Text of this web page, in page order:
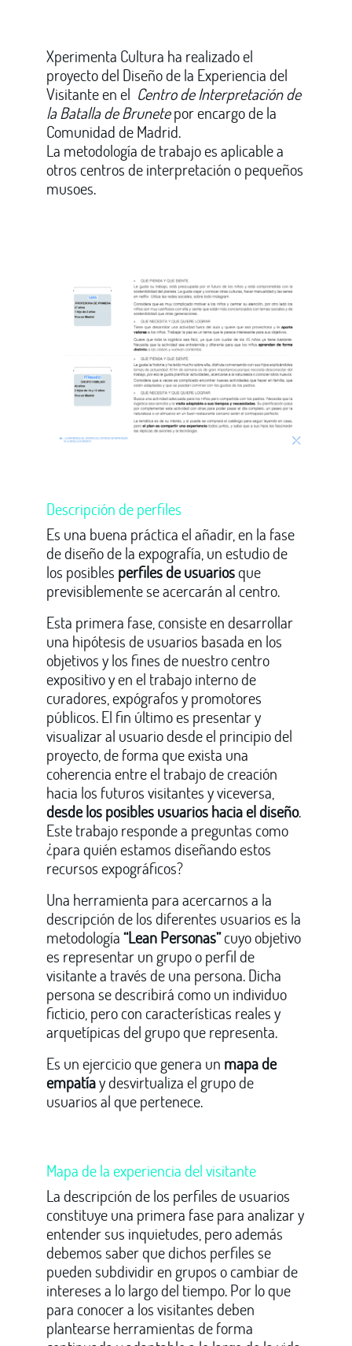
Xperimenta Cultura ha realizado el
proyecto del Diseño de la Experiencia del
Visitante en el Centro de Interpretación de
la Batalla de Brunetepor encargo de la
Comunidad de Madrid.
La metodología de trabajo es aplicable a
otros centros de interpretación o pequeños
musoes.
Descripción de perfiles
Es una buena práctica el añadir, en la fase
de diseño de la expografía, un estudio de
los posibles perfiles de usuariosque
previsiblemente se acercarán al centro.
Esta primera fase, consiste en desarrollar
una hipótesis de usuarios basada en los
objetivos y los fines de nuestro centro
expositivo y en el trabajo interno de
curadores, expógrafos y promotores
públicos. El fin último es presentar y
visualizar al usuario desde el principio del
proyecto, de forma que exista una
coherencia entre el trabajo de creación
hacia los futuros visitantes y viceversa,
desde los posibles usuarios hacia el diseño.
Este trabajo responde a preguntas como
¿para quién estamos diseñando estos
recursos expográficos?
Una herramienta para acercarnos a la
descripción de los diferentes usuarios es la
metodología“Lean Personas”cuyo objetivo
es representar un grupo o perfil de
visitante a través de una persona. Dicha
persona se describirá como un individuo
ficticio, pero con características reales y
arquetípicas del grupo que representa.
Es un ejercicio que genera un mapa de
empatíay desvirtualiza el grupo de
usuarios al que pertenece.
Mapa de la experiencia del visitante
La descripción de los perfiles de usuarios
constituye una primera fase para analizar y
entender sus inquietudes, pero además
debemos saber que dichos perfiles se
pueden subdividir en grupos o cambiar de
intereses a lo largo del tiempo. Por lo que
para conocer a los visitantes deben
plantearse herramientas de forma